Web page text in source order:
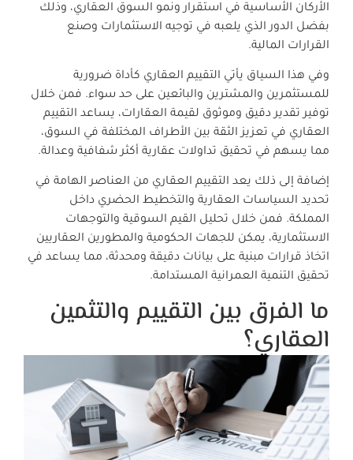
الأركان الأساسية في استقرار ونمو السوق العقاري، وذلك
بفضل الدور الذي يلعبه في توجيه الاستثمارات وصنع
القرارات المالية.
وفي هذا السياق يأتي التقييم العقاري كأداة ضرورية
للمستثمرين والمشترين والبائعين على حد سواء. فمن خلال
توفير تقدير دقيق وموثوق لقيمة العقارات، يساعد التقييم
العقاري في تعزيز الثقة بين الأطراف المختلفة في السوق،
مما يسهم في تحقيق تداولات عقارية أكثر شفافية وعدالة.
إضافة إلى ذلك يعد التقييم العقاري من العناصر الهامة في
تحديد السياسات العقارية والتخطيط الحضري داخل
المملكة. فمن خلال تحليل القيم السوقية والتوجهات
الاستثمارية، يمكن للجهات الحكومية والمطورين العقاريين
اتخاذ قرارات مبنية على بيانات دقيقة ومحدثة، مما يساعد في
تحقيق التنمية العمرانية المستدامة.
ما الفرق بين التقييم والتثمين
العقاري؟